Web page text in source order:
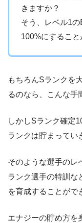
きますか？
そう、レベル1
100%にすること
もちろんSランクを
るのなら、こんな手
しかしSランク確定
ランクは貯まってい
そのような選手のレ
ランク選手の特訓な
を育成することがで
エナジーの貯め方を